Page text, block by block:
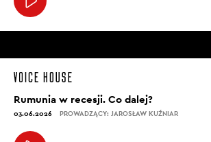
Rumunia w recesji. Co dalej?
03.06.2026 PROWADZĄCY: JAROSŁAW KUŹNIAR